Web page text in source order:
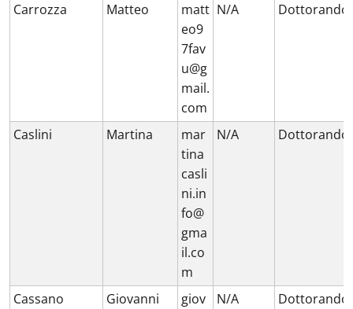
Carrozza Matteo
matt
eo9
7fav
u@g
mail.
com
N/A Dottorando
Caslini Martina
mar
tina
casli
ni.in
fo@
gma
il.co
m
N/A Dottorando
Cassano Giovanni
giov
N/A Dottorando